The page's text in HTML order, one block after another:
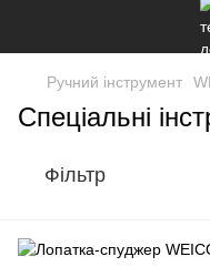
Ручний інструмент
Спеціальні
Фільтр